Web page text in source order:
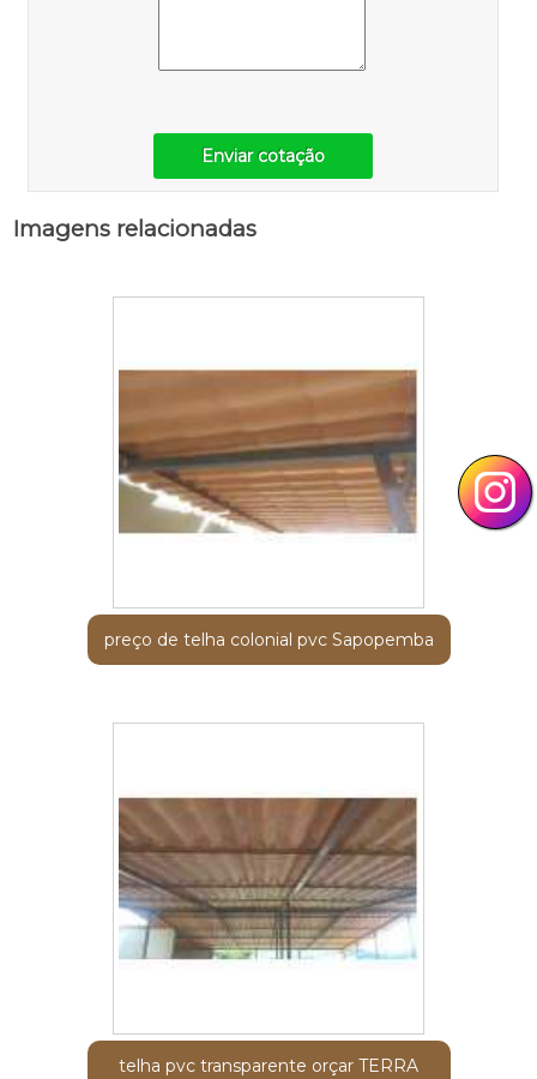
Enviar cotação
Imagens relacionadas
preço de telha colonial pvc Sapopemba
telha pvc transparente orçar TERRA